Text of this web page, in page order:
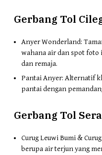
Gerbang Tol
Anyer Wonderland:
wahana air dan spot foto
dan remaja.
Pantai Anyer: Alternatif
pantai dengan
Gerbang Tol
Curug Leuwi Bumi &
berupa air terjun yang